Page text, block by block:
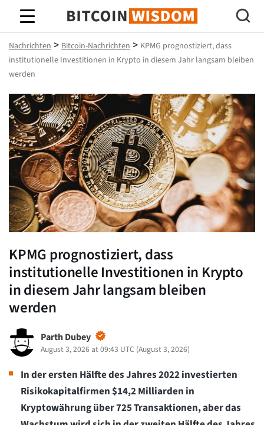
Bitcoin-Weisheit
Nachrichten > Bitcoin-Nachrichten > KPMG prognostiziert, dass
institutionelle Investitionen in Krypto in diesem Jahr langsam bleiben
werden
KPMG prognostiziert, dass
institutionelle Investitionen in Krypto
in diesem Jahr langsam bleiben
werden
Parth Dubey
August 3, 2026 at 09:43 UTC (August 3, 2026)
In der ersten Hälfte des Jahres 2022 investierten
Risikokapitalfirmen $14,2 Milliarden in
Kryptowährung über 725 Transaktionen, aber das